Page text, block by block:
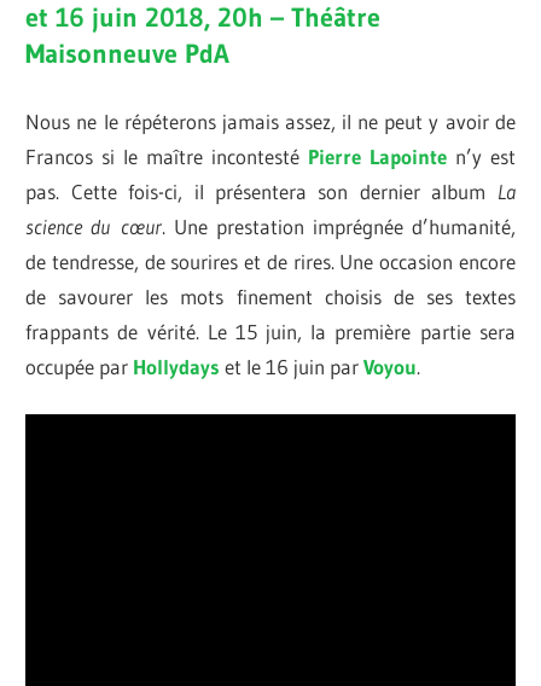
et 16 juin 2018, 20h – Théâtre
Maisonneuve PdA
Nous ne le répéterons jamais assez, il ne peut y avoir de
Francos si le maître incontesté Pierre Lapointe n’y est
pas. Cette fois-ci, il présentera son dernier album La
science du cœur. Une prestation imprégnée d’humanité,
de tendresse, de sourires et de rires. Une occasion encore
de savourer les mots finement choisis de ses textes
frappants de vérité. Le 15 juin, la première partie sera
occupée par Hollydays et le 16 juin parVoyou.